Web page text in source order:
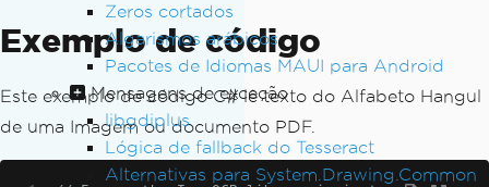
Zeros cortados
Algarismos arábicos
Pacotes de Idiomas MAUI para Android
Mensagens de exceção
libgdiplus
Lógica de fallback do Tesseract
Alternativas para System.Drawing.Common
Exemplo de código
Este exemplo de código C# lê texto do Alfabeto Hangul
de uma Imagem ou documento PDF.